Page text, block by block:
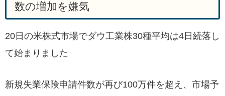
数の増加を嫌気
20日の米株式市場でダウ工業株30種平均は4日続落し
て始まりました
新規失業保険申請件数が再び100万件を超え、市場予